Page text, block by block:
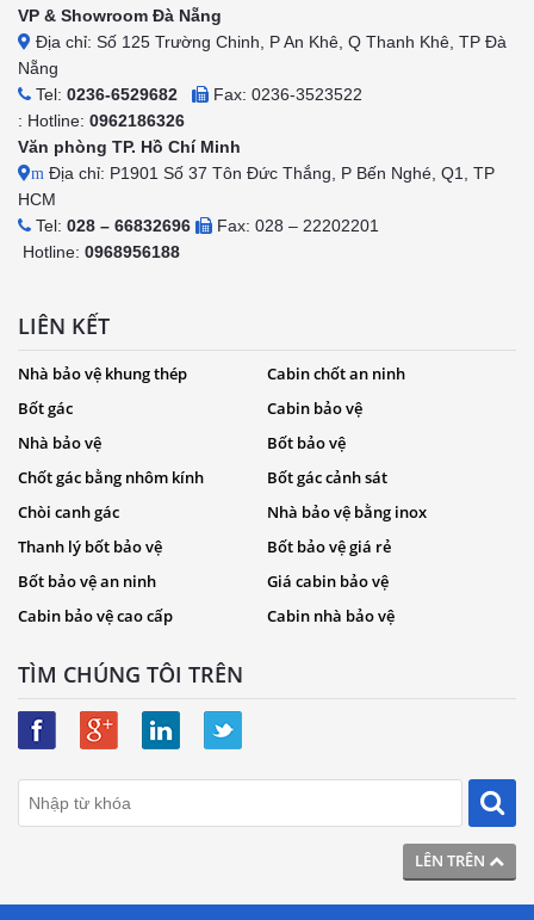
LÊN TRÊN
VP & Showroom Đà Nẵng
Địa chỉ: Số 125 Trường Chinh, P An Khê, Q Thanh Khê, TP Đà
Nẵng
Tel: 0236-6529682
Fax: 0236-3523522
: Hotline: 0962186326
Văn phòng TP. Hồ Chí Minh
m Địa chỉ: P1901 Số 37 Tôn Đức Thắng, P Bến Nghé, Q1, TP
HCM
Tel: 028 – 66832696
Fax: 028 – 22202201
Hotline: 0968956188
LIÊN KẾT
Nhà bảo vệ khung thép
Cabin chốt an ninh
Bốt gác
Cabin bảo vệ
Nhà bảo vệ
Bốt bảo vệ
Chốt gác bằng nhôm kính
Bốt gác cảnh sát
Chòi canh gác
Nhà bảo vệ bằng inox
Thanh lý bốt bảo vệ
Bốt bảo vệ giá rẻ
Bốt bảo vệ an ninh
Giá cabin bảo vệ
Cabin bảo vệ cao cấp
Cabin nhà bảo vệ
TÌM CHÚNG TÔI TRÊN